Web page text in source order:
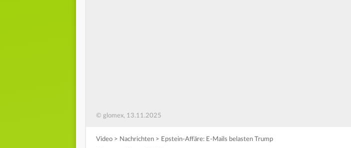
© glomex, 13.11.2025
Video > Nachrichten > Epstein-Affäre: E-Mails belasten Trump